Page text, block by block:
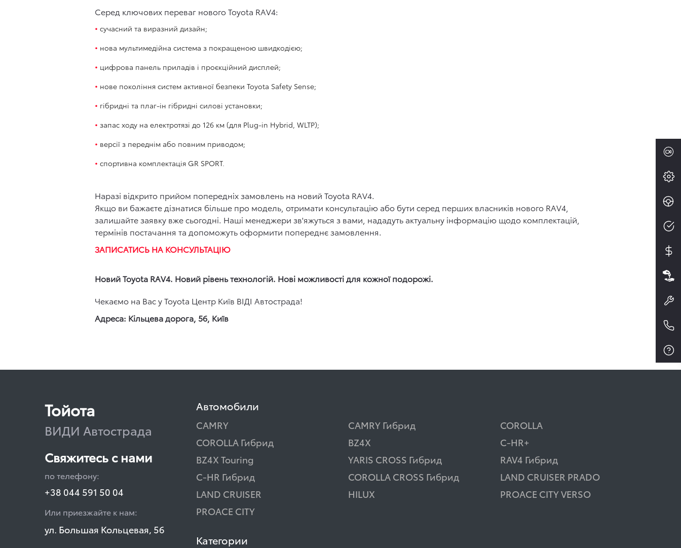
Серед ключових переваг нового Toyota RAV4:
сучасний та виразний дизайн;
нова мультимедійна система з покращеною швидкодією;
цифрова панель приладів і проєкційний дисплей;
нове покоління систем активної безпеки Toyota Safety Sense;
гібридні та плаг-ін гібридні силові установки;
запас ходу на електротязі до 126 км (для Plug-in Hybrid, WLTP);
версії з переднім або повним приводом;
спортивна комплектація GR SPORT.
Наразі відкрито прийом попередніх замовлень на новий Toyota RAV4.
Якщо ви бажаєте дізнатися більше про модель, отримати консультацію або бути серед перших власників нового RAV4,
залишайте заявку вже сьогодні. Наші менеджери зв'яжуться з вами, нададуть актуальну інформацію щодо комплектацій,
термінів постачання та допоможуть оформити попереднє замовлення.
ЗАПИСАТИСЬ НА КОНСУЛЬТАЦІЮ
Новий Toyota RAV4. Новий рівень технологій. Нові можливості для кожної подорожі.
Чекаємо на Вас у Toyota Центр Київ ВІДІ Автострада!
Адреса: Кільцева дорога, 56, Київ
Тойота
ВИДИ Автострада
Свяжитесь с нами
по телефону:
+38 044 591 50 04
Или приезжайте к нам:
ул. Большая Кольцевая, 56
Автомобили
CAMRY CAMRY Гибрид
COROLLA
COROLLA Гибрид
BZ4X
C-HR+
BZ4X Touring
YARIS CROSS Гибрид
RAV4 Гибрид
C-HR Гибрид
COROLLA CROSS Гибрид
LAND CRUISER PRADO
LAND CRUISER
HILUX
PROACE CITY VERSO
PROACE CITY
Категории